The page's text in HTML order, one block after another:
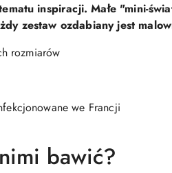
inspiracji. Małe "mini-
zestaw ozdabiany jest
rozmiarów
we Francji
bawić?